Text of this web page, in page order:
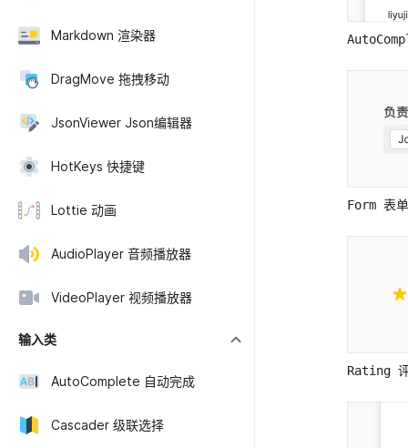
Markdown 渲染器
DragMove 拖拽移动
JsonViewer Json编辑器
HotKeys 快捷键
Lottie 动画
AudioPlayer 音频播放器
VideoPlayer 视频播放器
输入类
AutoComplete 自动完成
Cascader 级联选择
Form 表
Rating